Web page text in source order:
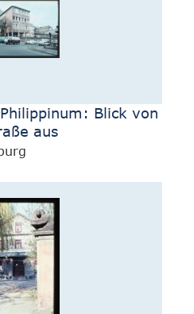
Blick von
aus